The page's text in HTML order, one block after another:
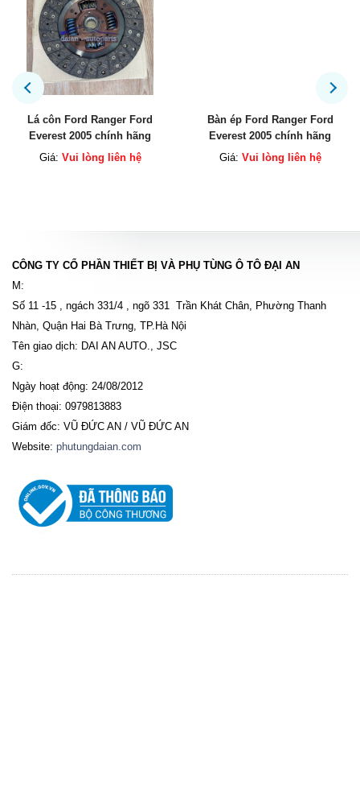
Lá côn Ford Ranger Ford
Everest 2005 chính hãng
WLA216460F
Giá: Vui lòng liên hệ
Bàn ép Ford Ranger Ford
Everest 2005 chính hãng
WLA216410D
Giá: Vui lòng liên hệ
CÔNG TY CỔ PHẦN THIẾT BỊ VÀ PHỤ TÙNG Ô TÔ ĐẠI AN
M:
Số 11 -15 , ngách 331/4 , ngõ 331 Trần Khát Chân, Phường Thanh
Nhàn, Quận Hai Bà Trưng, TP.Hà Nội
Tên giao dịch: DAI AN AUTO., JSC
G:
Ngày hoạt động: 24/08/2012
Điện thoại: 0979813883
Giám đốc: VŨ ĐỨC AN / VŨ ĐỨC AN
Website: phutungdaian.com